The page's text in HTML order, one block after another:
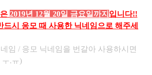
2019년 12월 20일 금요일까지 입니다!!
시 응모 때 사용한 닉네임으로 해주세
임 / 응모 닉네임을 번갈아 사용하시면
ㅜ.ㅠ)